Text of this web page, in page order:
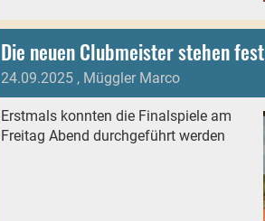
Die neuen Clubmeister stehen fest
24.09.2025, Müggler Marco
Erstmals konnten die Finalspiele am
Freitag Abend durchgeführt werden